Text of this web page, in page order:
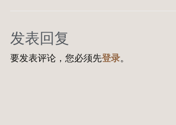
发表回复
要发表评论，您必须先登录。